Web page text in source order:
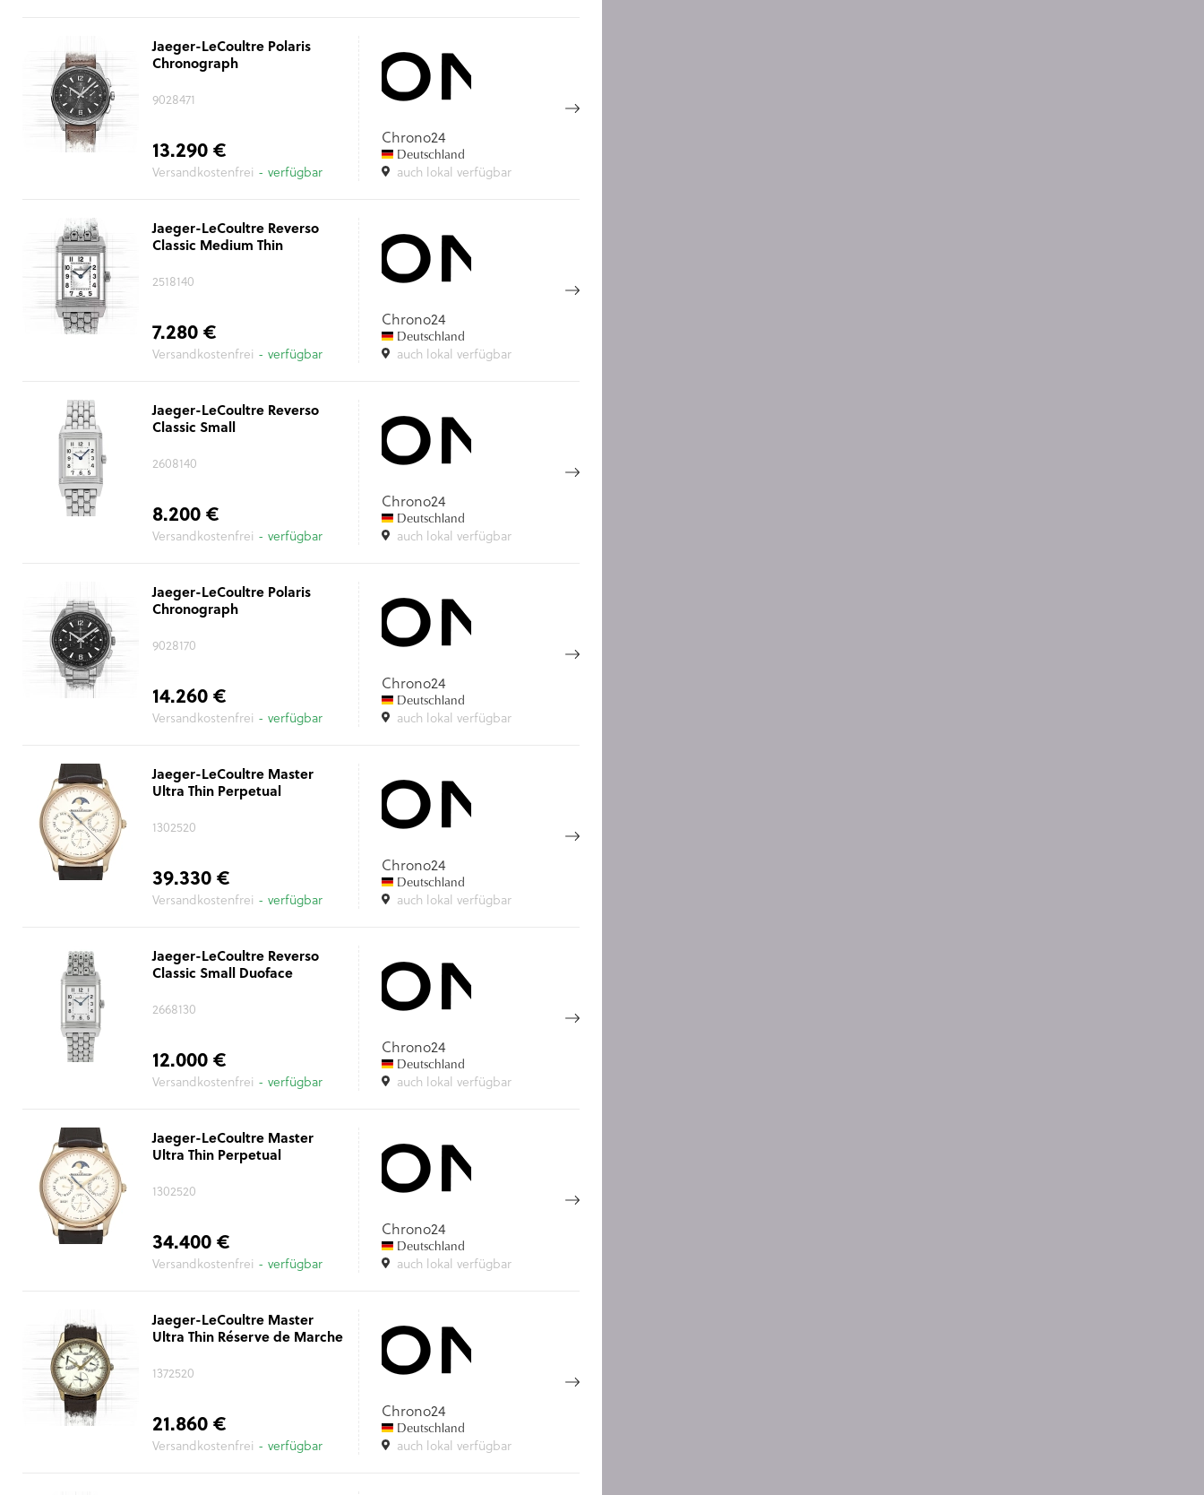
Jaeger-LeCoultre Polaris
Chronograph
9028471
13.290 €
Versandkostenfrei - verfügbar
Chrono24
Deutschland
auch lokal verfügbar
Jaeger-LeCoultre Reverso
Classic Medium Thin
2518140
7.280 €
Versandkostenfrei - verfügbar
Chrono24
Deutschland
auch lokal verfügbar
Jaeger-LeCoultre Reverso
Classic Small
2608140
8.200 €
Versandkostenfrei - verfügbar
Chrono24
Deutschland
auch lokal verfügbar
Jaeger-LeCoultre Polaris
Chronograph
9028170
14.260 €
Versandkostenfrei - verfügbar
Chrono24
Deutschland
auch lokal verfügbar
Jaeger-LeCoultre Master
Ultra Thin Perpetual
1302520
39.330 €
Versandkostenfrei - verfügbar
Chrono24
Deutschland
auch lokal verfügbar
Jaeger-LeCoultre Reverso
Classic Small Duoface
2668130
12.000 €
Versandkostenfrei - verfügbar
Chrono24
Deutschland
auch lokal verfügbar
Jaeger-LeCoultre Master
Ultra Thin Perpetual
1302520
34.400 €
Versandkostenfrei - verfügbar
Chrono24
Deutschland
auch lokal verfügbar
Jaeger-LeCoultre Master
Ultra Thin Réserve de Marche
1372520
21.860 €
Versandkostenfrei - verfügbar
Chrono24
Deutschland
auch lokal verfügbar